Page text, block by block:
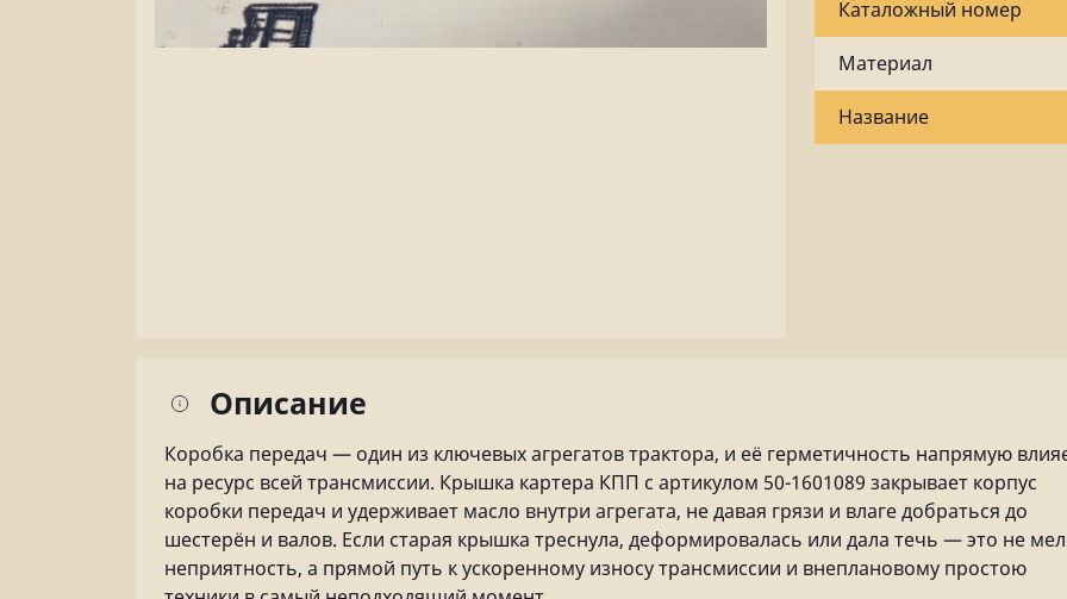
Каталожный номер
Материал
Название
Описание
Коробка передач — один из ключевых агрегатов трактора, и её герметичность напрямую
на ресурс всей трансмиссии. Крышка картера КПП с артикулом 50-1601089 закрывает корпус
коробки передач и удерживает масло внутри агрегата, не давая грязи и влаге добраться до
шестерён и валов. Если старая крышка треснула, деформировалась или дала течь — это не
неприятность, а прямой путь к ускоренному износу трансмиссии и внеплановому простою